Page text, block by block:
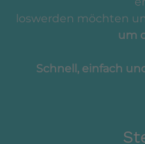
loswerden möchten
um
Schnell, einfach